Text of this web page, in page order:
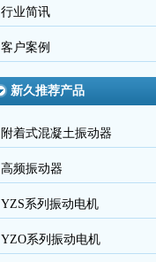
行业简讯
客户案例
新久推荐产品
附着式混凝土振动器
高频振动器
YZS系列振动电机
YZO系列振动电机